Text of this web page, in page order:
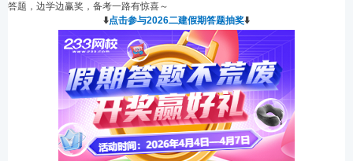
答题，边学边赢奖，备考一路有惊喜～
⬇️点击参与2026二建假期答题抽奖⬇️